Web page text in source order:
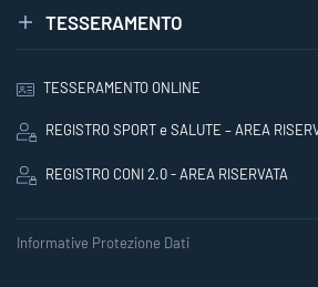
TESSERAMENTO
TESSERAMENTO ONLINE
REGISTRO SPORT e SALUTE – AREA
REGISTRO CONI 2.0 - AREA RISERVATA
Informative Protezione Dati